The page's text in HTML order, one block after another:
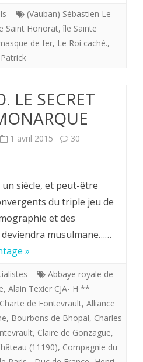
(Vauban) Sébastien Le
Saint Honorat,île Sainte
de fer, Le Roi caché.,
LE SECRET
1 avril 2015
30
siècle, et peut-être
du triple jeu de
et des
musulmane……
»
Abbaye royale de
, Alain Texier CJA- H **
de Fontevrault, Alliance
, Bourbons de Bhopal, Charles
, Claire de Gonzague,
(11190), Compagnie du